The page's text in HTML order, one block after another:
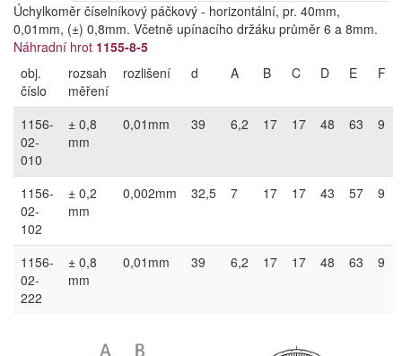
Úchylkoměr číselníkový páčkový - horizontální, pr. 40mm,
0,01mm, (±) 0,8mm. Včetně upínacího držáku průměr 6 a 8mm.
Náhradní hrot 1155-8-5
obj.
číslo
rozsah
měření
rozlišení d A B C D E F
1156-
02-
010
± 0,8
mm
0,01mm 39 6,2 17 17 48 63 9
1156-
02-
102
± 0,2
mm
0,002mm 32,5 7 17 17 43 57 9
1156-
02-
222
± 0,8
mm
0,01mm 39 6,2 17 17 48 63 9